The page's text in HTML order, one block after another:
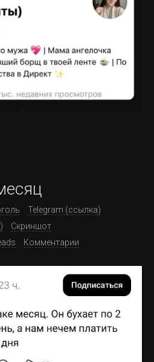
Telegram (ссылка)
Скриншот
Комментарии